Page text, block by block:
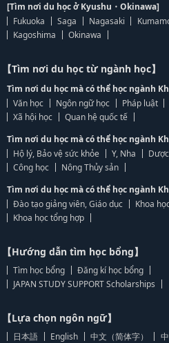
[Tìm nơi du học ở Kyushu・Okinawa]
Fukuoka
Saga Nagasaki
Kagoshima
Okinawa
【Tìm nơi du học từ ngành học】
Tìm nơi du học mà có thể học ngành
Văn học
Ngôn ngữ học Pháp luật
Xã hội học
Quan hệ quốc tế
Tìm nơi du học mà có thể học ngành
Hộ lý, Bảo vệ sức khỏe
Y, Nha Dược
Công học
Nông Thủy sản
Tìm nơi du học mà có thể học ngành
Đào tạo giảng viên, Giáo dục
Khoa
Khoa học tổng hợp
【Hướng dẫn tìm học bổng】
Tìm học bổng
Đăng kí học bổng
JAPAN STUDY SUPPORT Scholarships
【Lựa chọn ngôn ngữ】
日本語 English 中文（简体字）